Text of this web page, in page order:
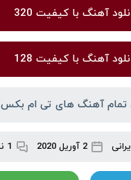
آهنگ با کیفیت 320
آهنگ با کیفیت 128
تمام آهنگ های تی ام بکس
2 آوریل 2020 1 نظر